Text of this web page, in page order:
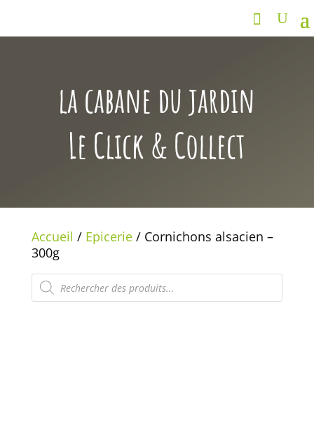
la cabane du jardin
Le Click & Collect
Accueil / Epicerie/ Cornichons alsacien –
300g
Recherche
de
produits